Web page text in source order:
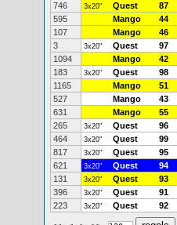
746
3x20" Quest 87
595
Mango 44
107
Mango 46
3
3x20" Quest 97
1094
Mango 42
183
3x20" Quest 98
1165
Mango 51
527
Mango 43
631
Mango 55
265
3x20" Quest 96
464
3x20" Quest 99
817
3x20" Quest 95
621
3x20" Quest 94
131
3x20" Quest 93
396
3x20" Quest 91
223
3x20" Quest 92